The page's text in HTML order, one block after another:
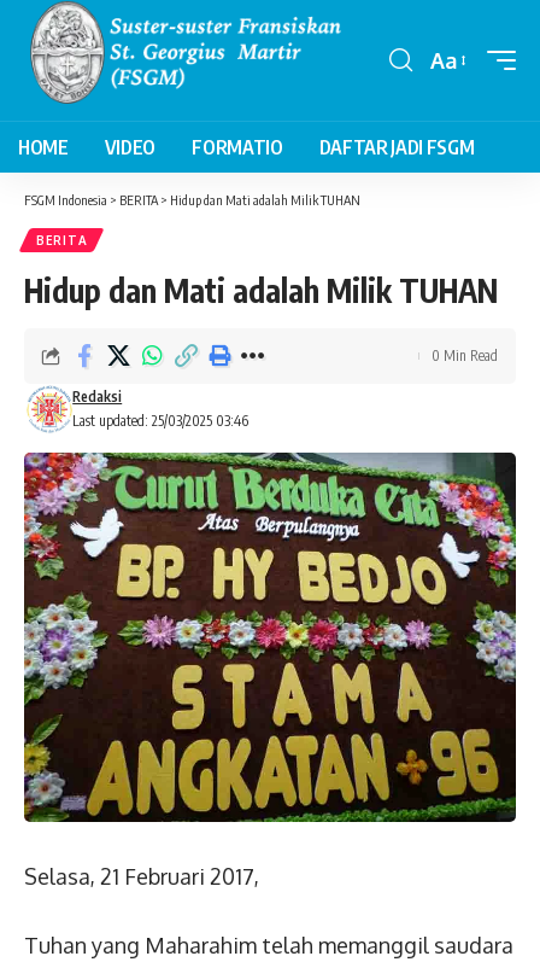
Font
Aa
HOME VIDEO FORMATIO DAFTAR JADI FSGM
FSGM Indonesia > BERITA > Hidup dan Mati adalah Milik TUHAN
BERITA
Hidup dan Mati adalah Milik TUHAN
Last updated: 25/03/2025 03:46
Redaksi
0 Min Read
Selasa, 21 Februari 2017,
Tuhan yang Maharahim telah memanggil saudara